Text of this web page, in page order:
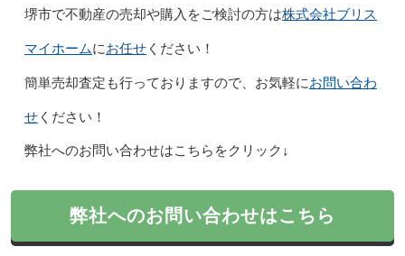
堺市で不動産の売却や購入をご検討の方は株式会社ブリス
マイホームにお任せください！
簡単売却査定も行っておりますので、お気軽にお問い合わ
せください！
弊社へのお問い合わせはこちらをクリック↓
弊社へのお問い合わせはこちら